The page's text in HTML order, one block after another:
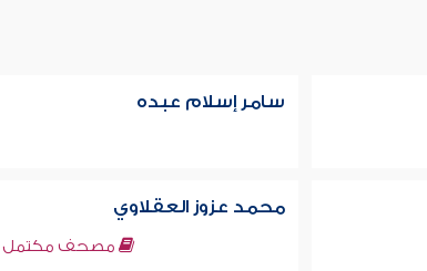
سامر إسلام عبده
محمد عزوز العقلاوي
مصحف مكتمل